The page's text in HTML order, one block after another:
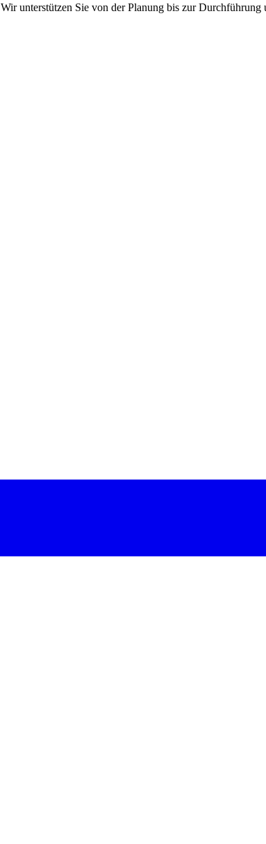
unterstützen Sie von der Planung bis zur